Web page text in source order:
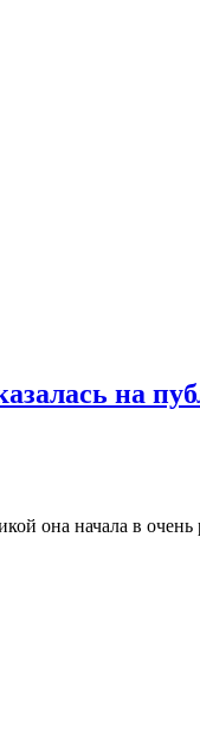
на
она начала в очень